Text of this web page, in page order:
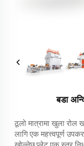
बडा
ठूलो मात्रामा खुला रोल
लागि एक महत्त्वपूर्ण